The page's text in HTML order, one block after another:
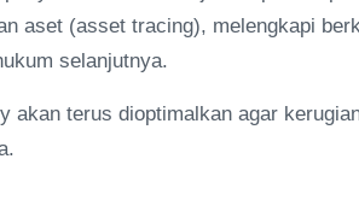
aset (asset tracing), melengkapi
selanjutnya.
akan terus dioptimalkan agar